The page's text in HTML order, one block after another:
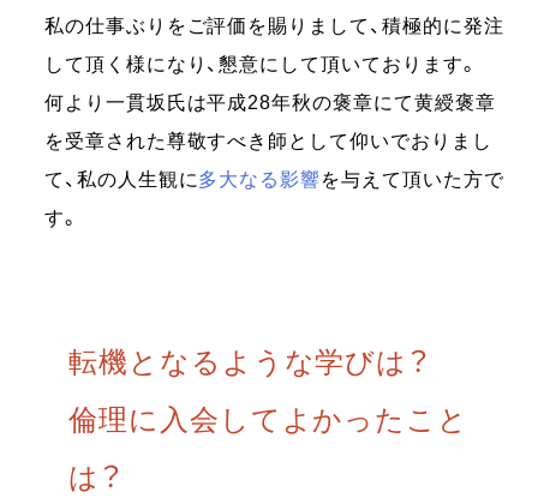
私の仕事ぶりをご評価を賜りまして、積極的に発注
して頂く様になり、懇意にして頂いております。
何より一貫坂氏は平成28年秋の褒章にて黄綬褒章
を受章された尊敬すべき師として仰いでおりまし
て、私の人生観に多大なる影響を与えて頂いた方で
す。
転機となるような学びは？
倫理に入会してよかったこと
は？